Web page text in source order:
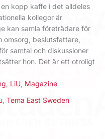
kopp kaffe i det alldeles
kollegor är
kan samla företrädare för
omsorg, beslutsfattare,
samtal och diskussioner
hon. Det är ett otroligt
LiU Magazine
Tema East Sweden